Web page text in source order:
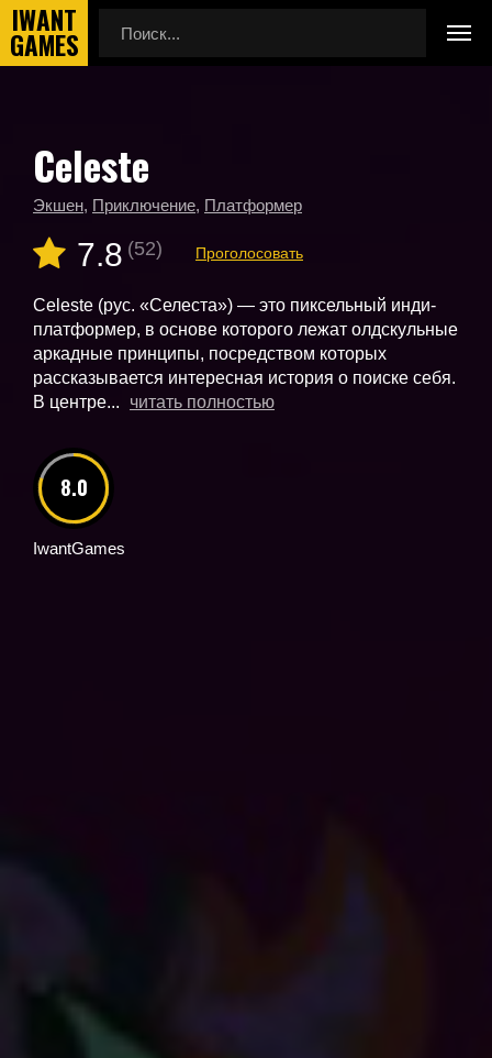
Главная
Новые игры
Celeste
Celeste
Экшен, Приключение, Платформер
7.8 (52) Проголосовать
Celeste (рус. «Селеста») — это пиксельный инди-
платформер, в основе которого лежат олдскульные
аркадные принципы, посредством которых
рассказывается интересная история о поиске себя.
В центре...
читать полностью
8.0
IwantGames